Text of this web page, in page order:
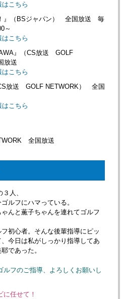
こちら
！』（BSジャパン） 全国放送 毎
～
こちら
』（CS放送 GOLF
放送
こちら
放送 GOLF NETWORK） 全国
こちら
全国放送
人、
ルフにハマっている。
んと薫子ちゃんを連れてゴルフ
初心者。そんな後輩指導にピッ
今日は私がしっかり指導してあ
であった。
ルフのご指導、よろしくお願いし
に任せて！